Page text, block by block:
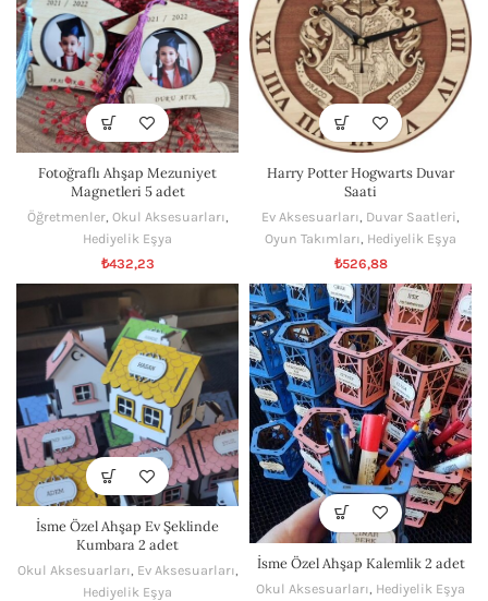
Fotoğraflı Ahşap Mezuniyet
Magnetleri 5 adet
Öğretmenler, Okul Aksesuarları,
Hediyelik Eşya
₺432,23
Harry Potter Hogwarts Duvar
Saati
Ev Aksesuarları, Duvar Saatleri,
Oyun Takımları, Hediyelik Eşya
₺526,88
İsme Özel Ahşap Ev Şeklinde
Kumbara 2 adet
Okul Aksesuarları, Ev Aksesuarları,
Hediyelik Eşya
İsme Özel Ahşap Kalemlik 2 adet
Okul Aksesuarları Hediyelik Eşya